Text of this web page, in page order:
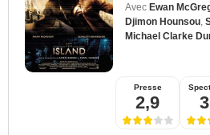
Avec Ewan
Djimon Hounsou
Michael Clarke
Presse
2,9